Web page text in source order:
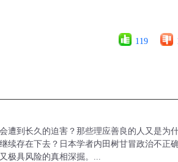
119
遭到长久的迫害？那些理应善良的人又是为
续存在下去？日本学者内田树甘冒政治不正
极具风险的真相深掘。...